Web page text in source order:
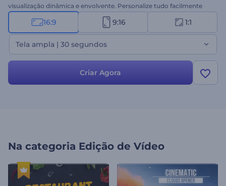
visualização dinâmica e envolvente. Personalize tudo facilmente
adicionando seu texto, mídia e música de fundo para atender às
suas necessidades criativas. Perfeito para aberturas de eventos,
mídias sociais, branding e outros vídeos promocionais. Crie agora!
16:9 9:16 1:1
Tela ampla | 30 segundos
Criar Agora
Na categoria Edição de Vídeo